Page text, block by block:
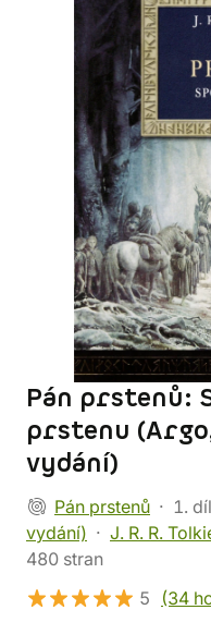
Pán prstenů:
prstenu
vydání)
Pán prstenů 1.
vydání)
J. R. R.
480 stran
5
(34